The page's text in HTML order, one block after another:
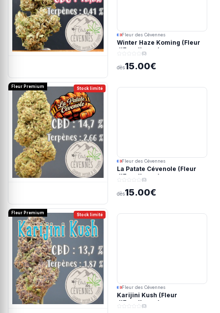
Fleur des Cévennes
Winter Haze Koming (Fleur
d'Excellence)
(0)
dès15.00€
Stock limité
Fleur Premium
Fleur des Cévennes
La Patate Cévenole (Fleur
d'Excellence)
(0)
dès15.00€
Stock limité
Fleur Premium
Fleur des Cévennes
Karijini Kush (Fleur
d'Excellence)
(0)